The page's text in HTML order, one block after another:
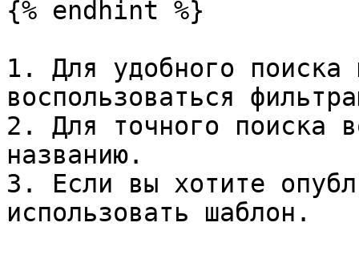
{% endhint %}
1. Для удобного поиска
воспользоваться
2. Для точного поиска
названию.
3. Если вы хотите
использовать шаблон.